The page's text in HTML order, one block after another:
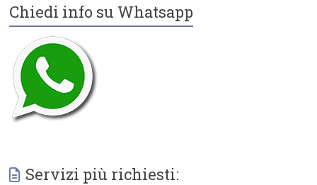
Chiedi info su Whatsapp
Servizi più richiesti: